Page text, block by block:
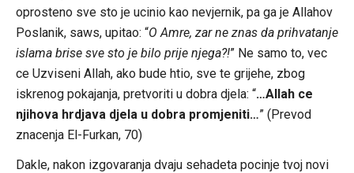
oprosteno sve sto je ucinio kao nevjernik, pa ga je Allahov
Poslanik, saws, upitao: “O Amre, zar ne znas da prihvatanje
islama brise sve sto je bilo prije njega?!” Ne samo to, vec
ce Uzviseni Allah, ako bude htio, sve te grijehe, zbog
iskrenog pokajanja, pretvoriti u dobra djela: “…Allah ce
njihova hrdjava djela u dobra promjeniti…” (Prevod
znacenja El-Furkan, 70)
Dakle, nakon izgovaranja dvaju sehadeta pocinje tvoj novi